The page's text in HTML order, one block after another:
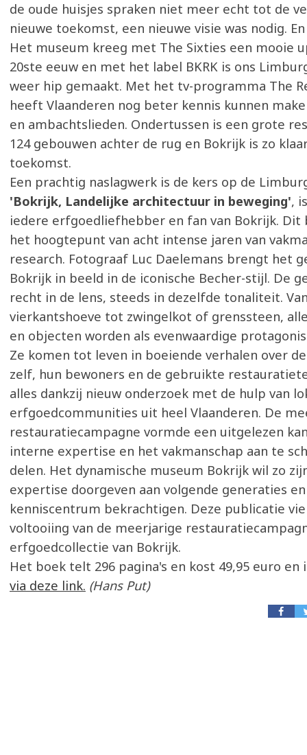
de oude huisjes spraken niet meer echt tot de
nieuwe toekomst, een nieuwe visie was nodig.
Het museum kreeg met The Sixties een mooie
20ste eeuw en met het label BKRK is ons
weer hip gemaakt. Met het tv-programma The
heeft Vlaanderen nog beter kennis kunnen
en ambachtslieden. Ondertussen is een grote
124 gebouwen achter de rug en Bokrijk is zo
toekomst.
Een prachtig naslagwerk is de kers op de
'Bokrijk, Landelijke architectuur in beweging',
iedere erfgoedliefhebber en fan van Bokrijk.
het hoogtepunt van acht intense jaren van
research. Fotograaf Luc Daelemans brengt het
Bokrijk in beeld in de iconische Becher-stijl. De
recht in de lens, steeds in dezelfde tonaliteit.
vierkantshoeve tot zwingelkot of grenssteen,
en objecten worden als evenwaardige
Ze komen tot leven in boeiende verhalen over
zelf, hun bewoners en de gebruikte
alles dankzij nieuw onderzoek met de hulp van
erfgoedcommunities uit heel Vlaanderen. De
restauratiecampagne vormde een uitgelezen
interne expertise en het vakmanschap aan te
delen. Het dynamische museum Bokrijk wil zo
expertise doorgeven aan volgende generaties
kenniscentrum bekrachtigen. Deze publicatie
voltooiing van de meerjarige
erfgoedcollectie van Bokrijk.
Het boek telt 296 pagina's en kost 49,95 euro
via deze link. (Hans Put)